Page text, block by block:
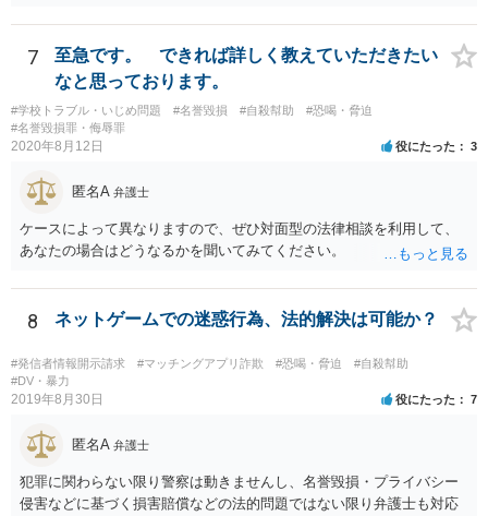
7
至急です。 できれば詳しく教えていただきたい
なと思っております。
#学校トラブル・いじめ問題 #名誉毀損 #自殺幇助
#恐喝・脅迫
#名誉毀損罪・侮辱罪
2020年8月12日 役にたった 3
匿名A 弁護士
ケースによって異なりますので、ぜひ対面型の法律相談を利用して、
あなたの場合はどうなるかを聞いてみてください。
8 ネットゲームでの迷惑行為、法的解決は可能か？
#発信者情報開示請求 #マッチングアプリ詐欺 #恐喝・脅迫
#自殺幇助
#DV・暴力
2019年8月30日 役にたった 7
匿名A 弁護士
犯罪に関わらない限り警察は動きませんし、名誉毀損・プライバシー
侵害などに基づく損害賠償などの法的問題ではない限り弁護士も対応